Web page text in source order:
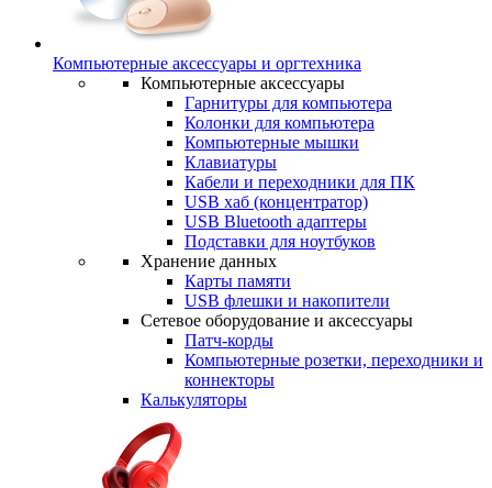
Компьютерные аксессуары и оргтехника
Компьютерные аксессуары
Гарнитуры для компьютера
Колонки для компьютера
Компьютерные мышки
Клавиатуры
Кабели и переходники для ПК
USB хаб (концентратор)
USB Bluetooth адаптеры
Подставки для ноутбуков
Хранение данных
Карты памяти
USB флешки и накопители
Сетевое оборудование и аксессуары
Патч-корды
Компьютерные розетки, переходники и
коннекторы
Калькуляторы